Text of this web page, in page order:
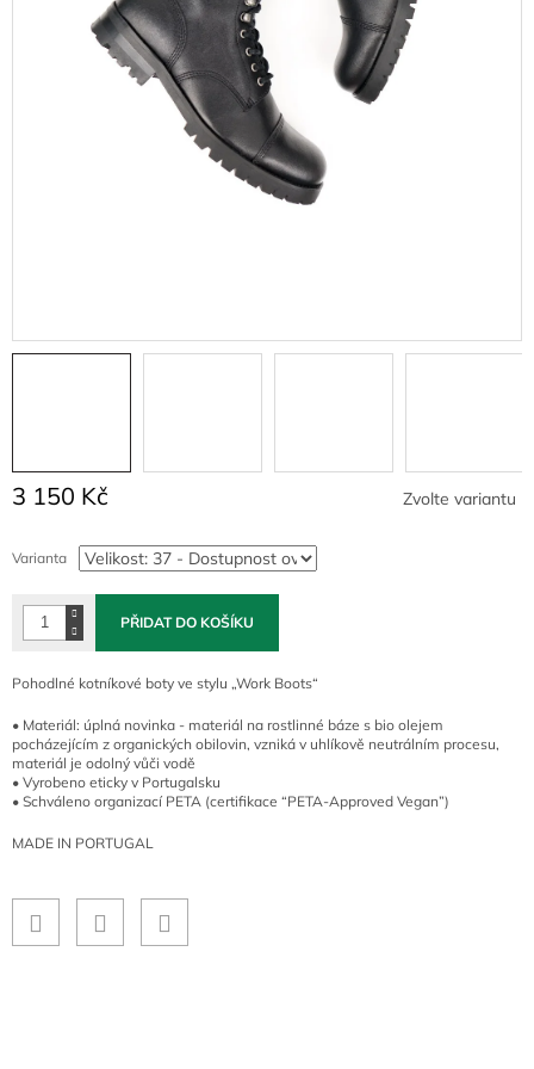
3 150 Kč
cena:
Zvolte variantu
Varianta
PŘIDAT DO KOŠÍKU
Pohodlné kotníkové boty ve stylu „Work Boots“
• Materiál: úplná novinka - materiál na rostlinné báze s bio olejem
pocházejícím z organických obilovin, vzniká v uhlíkově neutrálním procesu,
materiál je odolný vůči vodě
• Vyrobeno eticky v Portugalsku
• Schváleno organizací PETA (certifikace “PETA-Approved Vegan”)
MADE IN PORTUGAL